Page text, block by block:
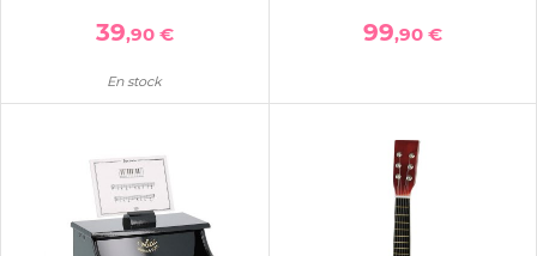
39,90 €
En stock
99,90 €